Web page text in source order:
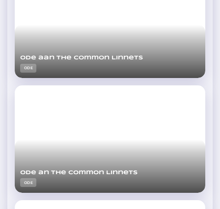
Ode aan The Common Linnets
ODE
Ode an The Common Linnets
ODE